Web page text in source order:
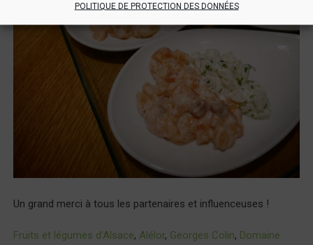
POLITIQUE DE PROTECTION DES DONNÉES
Un grand merci à tous les partenaires et influenceuses !
Fruits et légumes d’Alsace, Alélor, Georges Colin, Domaine